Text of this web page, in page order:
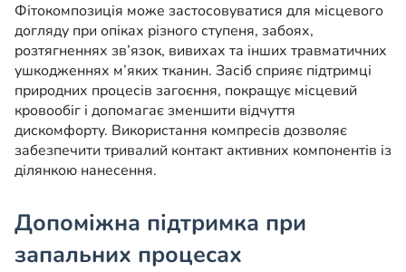
Фітокомпозиція може застосовуватися для місцевого
догляду при опіках різного ступеня, забоях,
розтягненнях зв’язок, вивихах та інших травматичних
ушкодженнях м’яких тканин. Засіб сприяє підтримці
природних процесів загоєння, покращує місцевий
кровообіг і допомагає зменшити відчуття
дискомфорту. Використання компресів дозволяє
забезпечити тривалий контакт активних компонентів із
ділянкою нанесення.
Допоміжна підтримка при
запальних процесах